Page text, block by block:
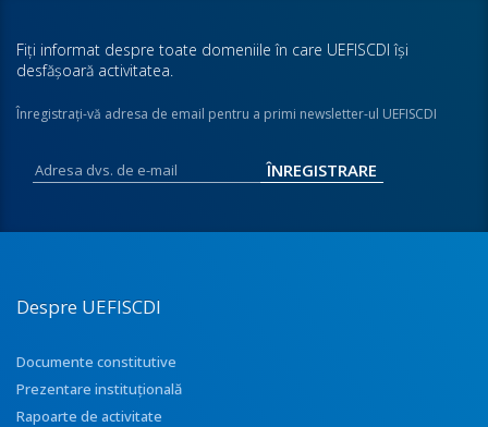
Fiţi informat despre toate domeniile în care UEFISCDI îşi
desfăşoară activitatea.
Înregistraţi-vă adresa de email pentru a primi newsletter-ul UEFISCDI
Despre UEFISCDI
Documente constitutive
Prezentare instituţională
Rapoarte de activitate